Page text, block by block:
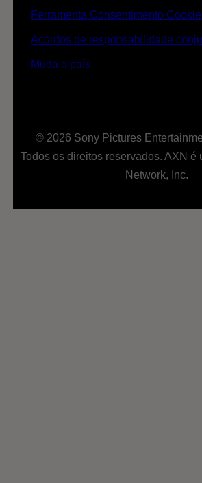
Ferramenta Consentimento Cookie
Acordos de responsabilidade
Muda o país
© 2026 Sony Pictures
Todos os direitos reservados. AXN é
Network, Inc.